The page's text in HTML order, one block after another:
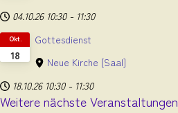
04.10.26 10:30 - 11:30
18
Okt.
Gottesdienst
Neue Kirche [Saal]
18.10.26 10:30 - 11:30
Weitere nächste Veranstaltungen